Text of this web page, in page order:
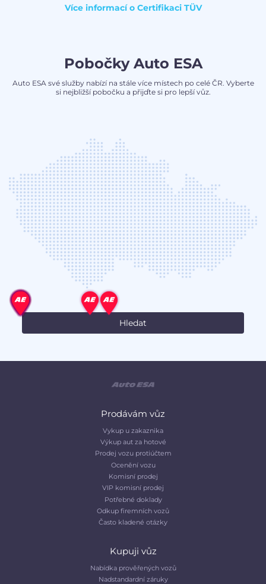
Více informací o Certifikaci TÜV
Pobočky Auto ESA
Auto ESA své služby nabízí na stále více místech po celé ČR. Vyberte
si nejbližší pobočku a přijďte si pro lepší vůz.
Prodávám vůz
Vykup u zakaznika
Výkup aut za hotové
Prodej vozu protiúčtem
Ocenění vozu
Komisní prodej
VIP komisní prodej
Potřebné doklady
Odkup firemních vozů
Často kladené otázky
Kupuji vůz
Nabídka prověřených vozů
Nadstandardní záruky